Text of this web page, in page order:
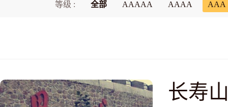
等级 : 全部 AAAAA AAAA AAA
长寿